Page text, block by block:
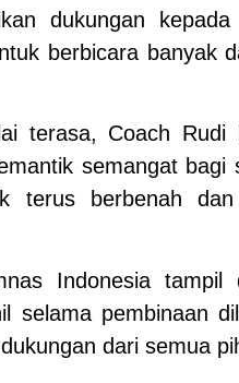
dukungan
berbicara banyak
terasa, Coach Rudi
semangat bagi
terus berbenah dan
Indonesia tampil
selama pembinaan
dari semua